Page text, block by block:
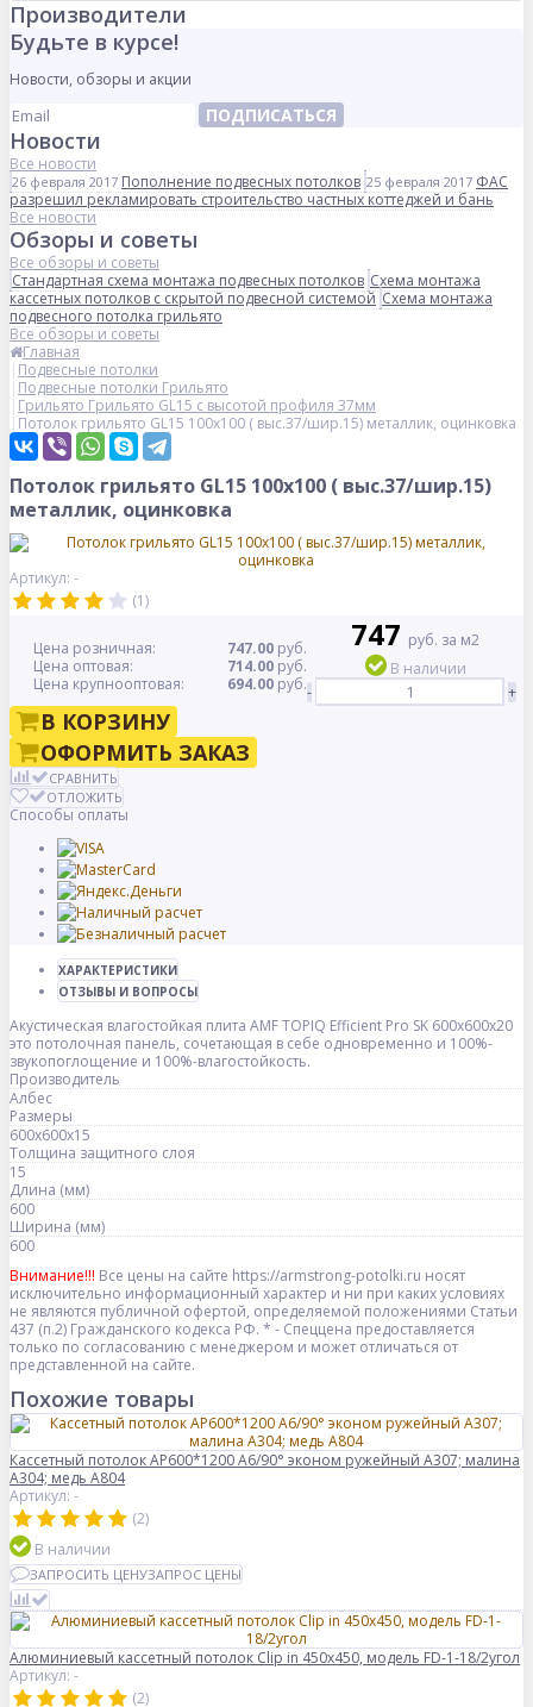
Производители
Будьте в курсе!
Новости, обзоры и акции
ПОДПИСАТЬСЯ
Новости
Все новости
26 февраля 2017 Пополнение подвесных потолков 25 февраля 2017 ФАС
разрешил рекламировать строительство частных коттеджей и бань
Все новости
Обзоры и советы
Все обзоры и советы
Стандартная схема монтажа подвесных потолков Схема монтажа
кассетных потолков с скрытой подвесной системой Схема монтажа
подвесного потолка грильято
Все обзоры и советы
Главная
Подвесные потолки
Подвесные потолки Грильято
Грильято Грильято GL15 с высотой профиля 37мм
Потолок грильято GL15 100х100 ( выс.37/шир.15) металлик, оцинковка
Потолок грильято GL15 100х100 ( выс.37/шир.15)
металлик, оцинковка
Артикул: -
(1)
Цена розничная: 747.00 руб.
Цена оптовая:
714.00 руб.
Цена крупнооптовая:
694.00 руб.
747 руб. за м2
В наличии
-
+
В КОРЗИНУ
ОФОРМИТЬ ЗАКАЗ
СРАВНИТЬ
ОТЛОЖИТЬ
Способы оплаты
ХАРАКТЕРИСТИКИ
ОТЗЫВЫ И ВОПРОСЫ
Акустическая влагостойкая плита AMF TOPIQ Efficient Pro SK 600x600x20
это потолочная панель, сочетающая в себе одновременно и 100%-
звукопоглощение и 100%-влагостойкость.
Производитель
Албес
Размеры
600x600x15
Толщина защитного слоя
15
Длина (мм)
600
Ширина (мм)
600
Внимание!!! Все цены на сайте https://armstrong-potolki.ru носят
исключительно информационный характер и ни при каких условиях
не являются публичной офертой, определяемой положениями Статьи
437 (п.2) Гражданского кодекса РФ. * - Спеццена предоставляется
только по согласованию с менеджером и может отличаться от
представленной на сайте.
Похожие товары
Кассетный потолок AP600*1200 A6/90° эконом ружейный А307; малина
А304; медь А804
Артикул: -
(2)
В наличии
ЗАПРОСИТЬ ЦЕНУЗАПРОС ЦЕНЫ
Алюминиевый кассетный потолок Clip in 450х450, модель FD-1-18/2угол
Артикул: -
(2)